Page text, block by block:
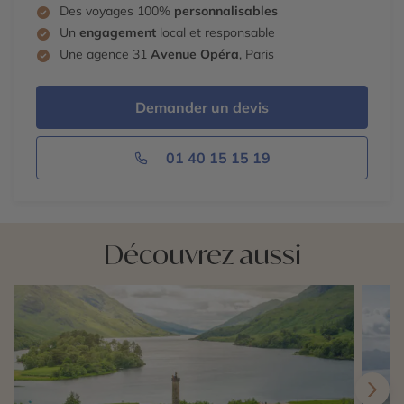
petits et grands.
Des voyages 100% personnalisables
Un engagement local et responsable
Une agence 31 Avenue Opéra, Paris
Demander un devis
01 40 15 15 19
Découvrez aussi